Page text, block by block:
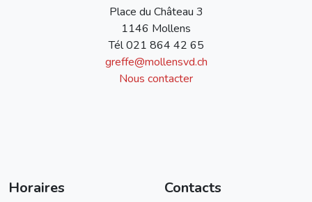
Place du Château 3
1146 Mollens
Tél021 864 42 65
greffe@mollensvd.ch
Nous contacter
Horaires Contacts